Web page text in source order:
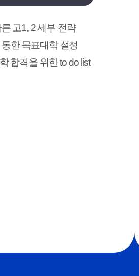
고1, 2 세부 전략
한 목표대학 설정
합격을 위한 to do list